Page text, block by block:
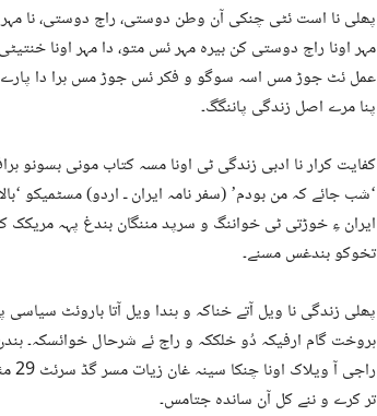
پھلی نا است ئٹی چنکی آن وطن دوستی، راج دوستی، نا
مہر اونا راج دوستی کن بیرہ مہر ئس متو، دا مہر اونا
عمل ئٹ جوڑ مس اسہ سوگو و فکر ئس جوڑ مس ہرا دا پارے
پنا مرے اصل زندگی پاننگگ۔
کفایت کرار نا ادبی زندگی ٹی اونا مسہ کتاب مونی بسونو
‘شب جائے کہ من بودم’ (سفر نامہ ایران ـ اردو) مسٹمیکو
ایران ءِ خوڑتی ٹی خواننگ و سرپد مننگان بندغ پہہ
تخوکو بندغس مسنے۔
پھلی زندگی نا ویل آتے خناکہ و ہندا ویل آتا باروئٹ سیاسی
ہروخت گام ارفیکہ دُو خلککہ و راج ئے شرحال خوائسکہ۔
تر کرے و ننے کل آن ساندہ جتامس۔